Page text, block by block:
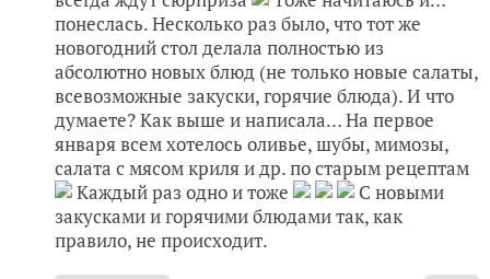
понеслась. Несколько раз было, что тот же
новогодний стол делала полностью из
абсолютно новых блюд (не только новые салаты,
всевозможные закуски, горячие блюда). И что
думаете? Как выше и написала… На первое
января всем хотелось оливье, шубы, мимозы,
салата с мясом криля и др. по старым рецептам
Каждый раз одно и тоже
С новыми
закусками и горячими блюдами так, как
правило, не происходит.